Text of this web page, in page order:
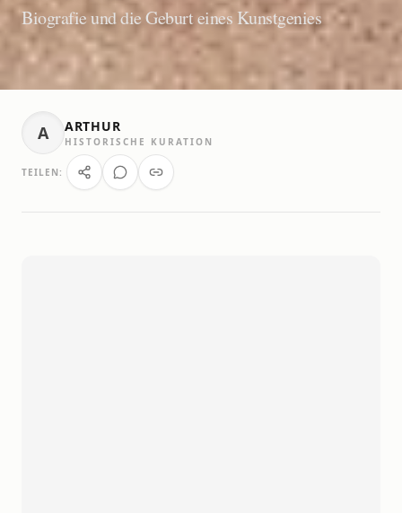
Biografie und die Geburt eines Kunstgenies
A ARTHUR
HISTORISCHE KURATION
TEILEN: